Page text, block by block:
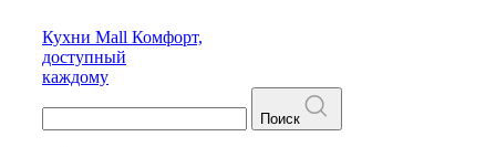
Кухни Mall Комфорт,
доступный
каждому
Поиск